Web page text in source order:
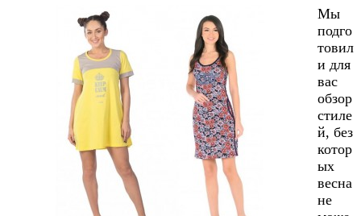
Мы
подго
товил
и для
вас
обзор
стиле
й, без
котор
ых
весна
не